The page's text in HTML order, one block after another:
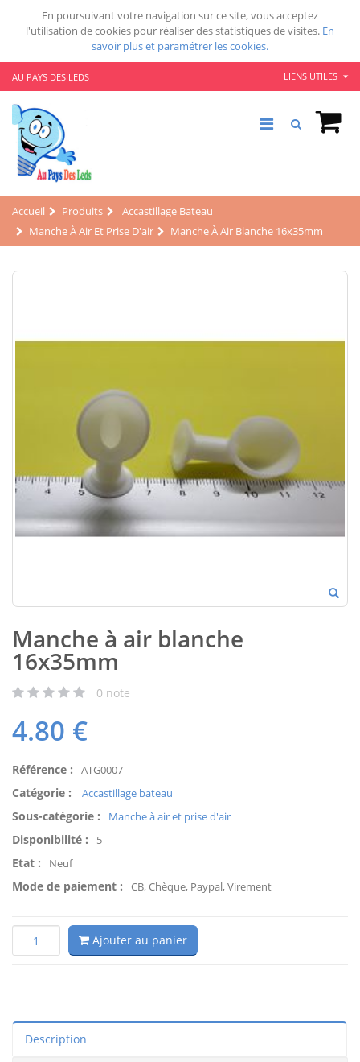
En poursuivant votre navigation sur ce site, vous acceptez
l'utilisation de cookies pour réaliser des statistiques de visites. En
savoir plus et paramétrer les cookies.
AU PAYS DES LEDS LIENS UTILES
Accueil Produits
Accastillage Bateau
Manche À Air Et Prise D'air
Manche À Air Blanche 16x35mm
Manche à air blanche
16x35mm
0 note
4.80 €
Référence : ATG0007
Catégorie : Accastillage bateau
Sous-catégorie : Manche à air et prise d'air
Disponibilité : 5
Etat : Neuf
Mode de paiement : CB, Chèque, Paypal, Virement
Ajouter au panier
Description